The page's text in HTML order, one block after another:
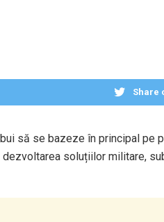
Share
să se bazeze în principal pe
soluțiilor militare,